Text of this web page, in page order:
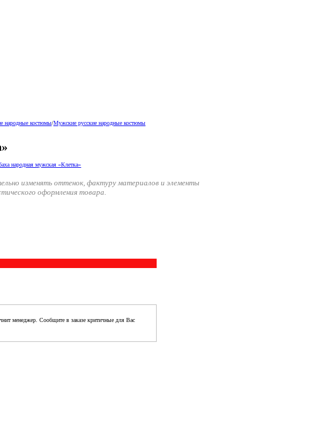
народные костюмы/Мужские русские народные костюмы
изменять оттенок, фактуру материалов и элементы
оформления товара.
менеджер. Сообщите в заказе критичные для Вас